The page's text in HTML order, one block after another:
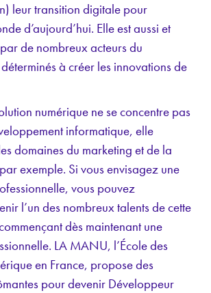
leur transition digitale pour
d’aujourd’hui. Elle est aussi et
de nombreux acteurs du
à créer les innovations de
numérique ne se concentre pas
informatique, elle
domaines du marketing et de la
exemple. Si vous envisagez une
vous pouvez
l’un des nombreux talents de cette
dès maintenant une
LA MANU, l’École des
en France, propose des
pour devenir Développeur